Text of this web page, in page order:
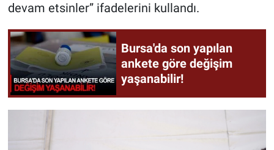
devam etsinler” ifadelerini kullandı.
Bursa'da son yapılan
ankete göre değişim
yaşanabilir!